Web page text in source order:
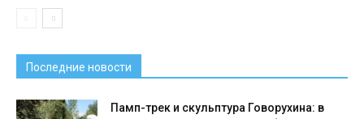
Последние новости
Памп-трек и скульптура Говорухина: в